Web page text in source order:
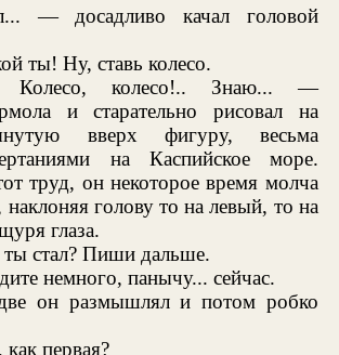
— досадливо качал головой
ты! Ну, ставь колесо.
колесо!.. Знаю... —
и старательно рисовал на
вверх фигуру, весьма
на Каспийское море.
труд, он некоторое время молча
голову то на левый, то на
глаза.
стал? Пиши дальше.
немного, панычу... сейчас.
он размышлял и потом робко
первая?